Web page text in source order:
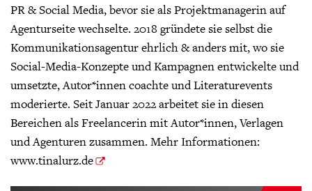
PR & Social Media, bevor sie als Projektmanagerin auf
Agenturseite wechselte. 2018 gründete sie selbst die
Kommunikationsagentur ehrlich & anders mit, wo sie
Social-Media-Konzepte und Kampagnen entwickelte und
umsetzte, Autor*innen coachte und Literaturevents
moderierte. Seit Januar 2022 arbeitet sie in diesen
Bereichen als Freelancerin mit Autor*innen, Verlagen
und Agenturen zusammen. Mehr Informationen:
www.tinalurz.de